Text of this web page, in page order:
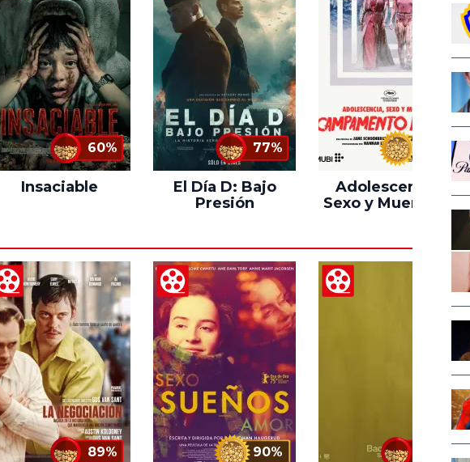
60%
Insaciable
77%
El Día D: Bajo
Presión
Adolescencia,
Sexo y Muerte en
89% 90%